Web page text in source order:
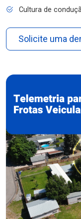
Cultura de
Solicite uma